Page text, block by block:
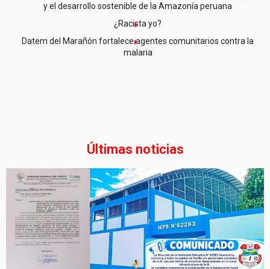
y el desarrollo sostenible de la Amazonía peruana
¿Racista yo?
Datem del Marañón fortalece agentes comunitarios contra la
malaria
Últimas noticias